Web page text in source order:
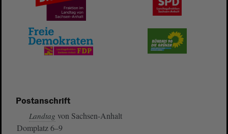
Postanschrift
Landtag von Sachsen-Anhalt
Domplatz 6–9